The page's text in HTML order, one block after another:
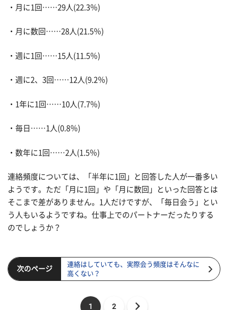
・月に1回……29人(22.3％)
・月に数回……28人(21.5％)
・週に1回……15人(11.5％)
・週に2、3回……12人(9.2％)
・1年に1回……10人(7.7％)
・毎日……1人(0.8％)
・数年に1回……2人(1.5％)
連絡頻度については、「半年に1回」と回答した人が一番多い
ようです。ただ「月に1回」や「月に数回」といった回答とは
そこまで差がありません。1人だけですが、「毎日会う」とい
う人もいるようですね。仕事上でのパートナーだったりする
のでしょうか？
次のページ
連絡はしていても、実際会う頻度はそんなに
高くない？
1 2